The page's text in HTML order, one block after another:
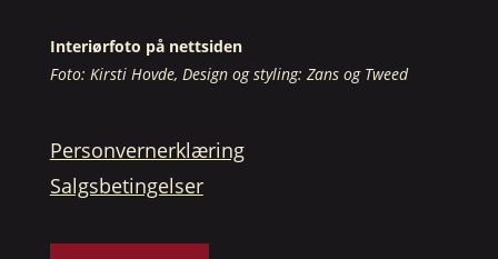
Interiørfoto på nettsiden
Foto: Kirsti Hovde, Design og styling: Zans og Tweed
Personvernerklæring
Salgsbetingelser